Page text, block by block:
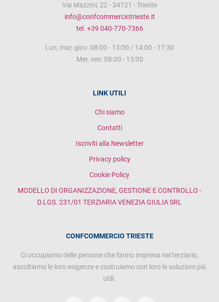
Via Mazzini, 22 - 34121 - Trieste
info@confcommerciotrieste.it
tel. +39 040-770-7366
Lun, mar, giov: 08:00 - 13:00 / 14:00 - 17:30
Mer, ven: 08:00 - 13:00
LINK UTILI
Chi siamo
Contatti
Iscriviti alla Newsletter
Privacy policy
Cookie Policy
MODELLO DI ORGANIZZAZIONE, GESTIONE E CONTROLLO -
D.LGS. 231/01 TERZIARIA VENEZIA GIULIA SRL
CONFCOMMERCIO TRIESTE
Ci occupiamo delle persone che fanno impresa nel terziario,
ascoltiamo le loro esigenze e costruiamo con loro le soluzioni più
utili.